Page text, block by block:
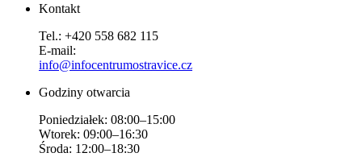
Kontakt
Tel.: +420 558 682 115
E-mail:
info@infocentrumostravice.cz
Godziny otwarcia
Poniedziałek: 08:00–15:00
Wtorek: 09:00–16:30
Środa: 12:00–18:30